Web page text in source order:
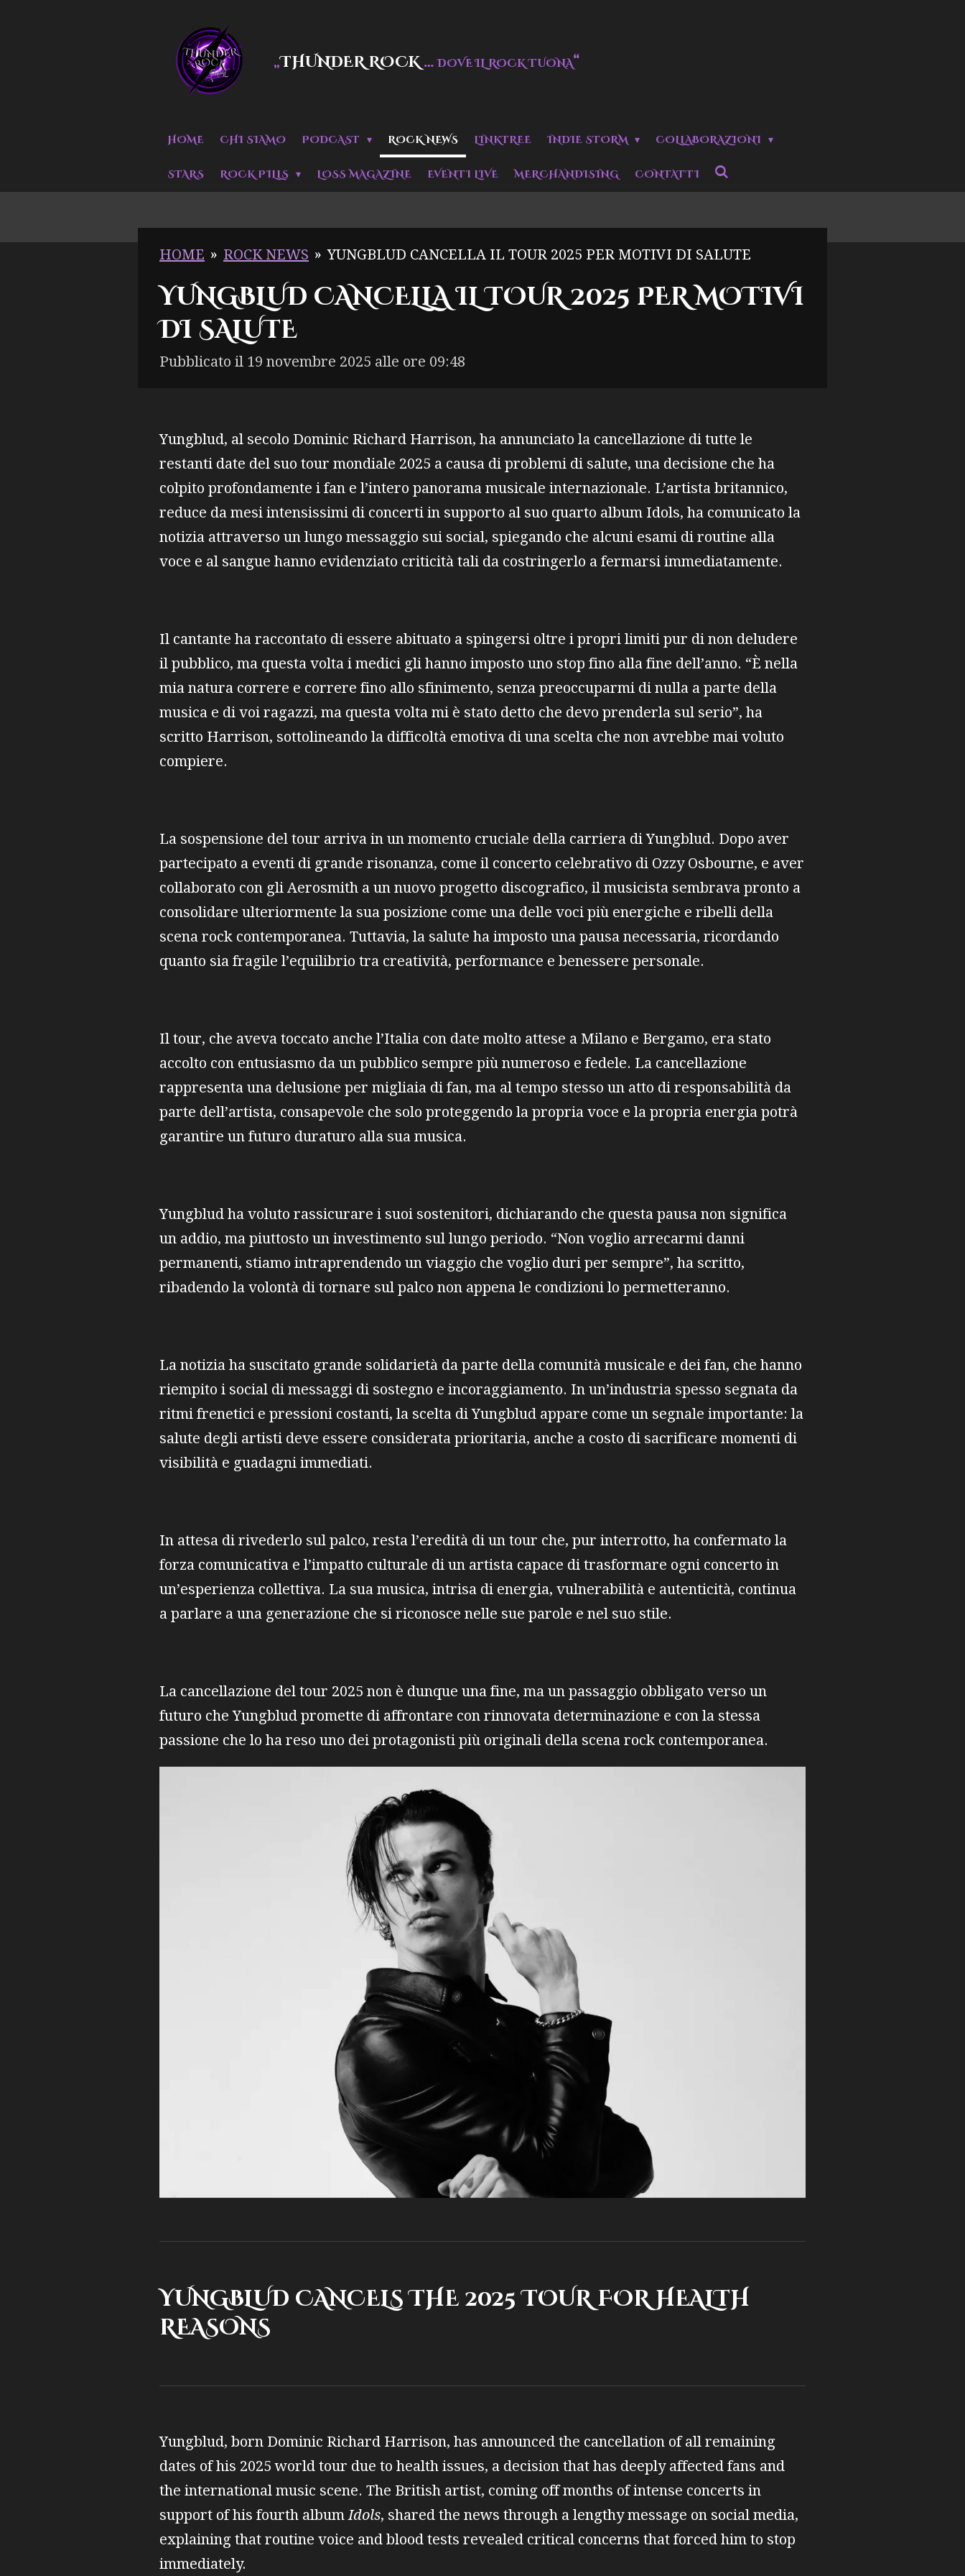
„THUNDER ROCK…DOVE IL ROCK TUONA“
HOME CHI SIAMO PODCAST ROCK NEWS LINKTREE INDIE STORM COLLABORAZIONI
STARS ROCK PILLS LOSS MAGAZINE EVENTI LIVE MERCHANDISING CONTATTI
HOME » ROCK NEWS » YUNGBLUD CANCELLA IL TOUR 2025 PER MOTIVI DI SALUTE
YUNGBLUD CANCELLA IL TOUR 2025 PER MOTIVI
DI SALUTE
Pubblicato il 19 novembre 2025 alle ore 09:48
Yungblud, al secolo Dominic Richard Harrison, ha annunciato la cancellazione di tutte le
restanti date del suo tour mondiale 2025 a causa di problemi di salute, una decisione che ha
colpito profondamente i fan e l’intero panorama musicale internazionale. L’artista britannico,
reduce da mesi intensissimi di concerti in supporto al suo quarto album Idols, ha comunicato la
notizia attraverso un lungo messaggio sui social, spiegando che alcuni esami di routine alla
voce e al sangue hanno evidenziato criticità tali da costringerlo a fermarsi immediatamente.
Il cantante ha raccontato di essere abituato a spingersi oltre i propri limiti pur di non deludere
il pubblico, ma questa volta i medici gli hanno imposto uno stop fino alla fine dell’anno. “È nella
mia natura correre e correre fino allo sfinimento, senza preoccuparmi di nulla a parte della
musica e di voi ragazzi, ma questa volta mi è stato detto che devo prenderla sul serio”, ha
scritto Harrison, sottolineando la difficoltà emotiva di una scelta che non avrebbe mai voluto
compiere.
La sospensione del tour arriva in un momento cruciale della carriera di Yungblud. Dopo aver
partecipato a eventi di grande risonanza, come il concerto celebrativo di Ozzy Osbourne, e aver
collaborato con gli Aerosmith a un nuovo progetto discografico, il musicista sembrava pronto a
consolidare ulteriormente la sua posizione come una delle voci più energiche e ribelli della
scena rock contemporanea. Tuttavia, la salute ha imposto una pausa necessaria, ricordando
quanto sia fragile l’equilibrio tra creatività, performance e benessere personale.
Il tour, che aveva toccato anche l’Italia con date molto attese a Milano e Bergamo, era stato
accolto con entusiasmo da un pubblico sempre più numeroso e fedele. La cancellazione
rappresenta una delusione per migliaia di fan, ma al tempo stesso un atto di responsabilità da
parte dell’artista, consapevole che solo proteggendo la propria voce e la propria energia potrà
garantire un futuro duraturo alla sua musica.
Yungblud ha voluto rassicurare i suoi sostenitori, dichiarando che questa pausa non significa
un addio, ma piuttosto un investimento sul lungo periodo. “Non voglio arrecarmi danni
permanenti, stiamo intraprendendo un viaggio che voglio duri per sempre”, ha scritto,
ribadendo la volontà di tornare sul palco non appena le condizioni lo permetteranno.
La notizia ha suscitato grande solidarietà da parte della comunità musicale e dei fan, che hanno
riempito i social di messaggi di sostegno e incoraggiamento. In un’industria spesso segnata da
ritmi frenetici e pressioni costanti, la scelta di Yungblud appare come un segnale importante: la
salute degli artisti deve essere considerata prioritaria, anche a costo di sacrificare momenti di
visibilità e guadagni immediati.
In attesa di rivederlo sul palco, resta l’eredità di un tour che, pur interrotto, ha confermato la
forza comunicativa e l’impatto culturale di un artista capace di trasformare ogni concerto in
un’esperienza collettiva. La sua musica, intrisa di energia, vulnerabilità e autenticità, continua
a parlare a una generazione che si riconosce nelle sue parole e nel suo stile.
La cancellazione del tour 2025 non è dunque una fine, ma un passaggio obbligato verso un
futuro che Yungblud promette di affrontare con rinnovata determinazione e con la stessa
passione che lo ha reso uno dei protagonisti più originali della scena rock contemporanea.
YUNGBLUD CANCELS THE 2025 TOUR FOR HEALTH
REASONS
Yungblud, born Dominic Richard Harrison, has announced the cancellation of all remaining
dates of his 2025 world tour due to health issues, a decision that has deeply affected fans and
the international music scene. The British artist, coming off months of intense concerts in
support of his fourth albumIdols, shared the news through a lengthy message on social media,
explaining that routine voice and blood tests revealed critical concerns that forced him to stop
immediately.